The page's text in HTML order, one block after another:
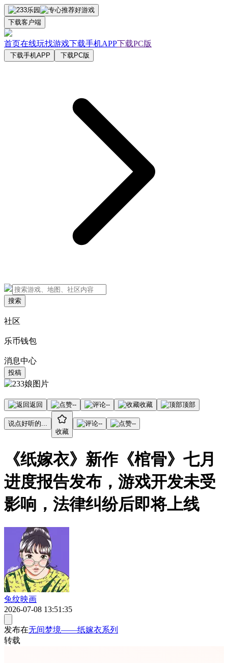
下载客户端
首页在线玩找游戏下载手机APP下载PC版
下载手机APP 下载PC版
搜索
社区
乐币钱包
消息中心
投稿
返回 -- -- 收藏 顶部
说点好听的...
收藏
-- --
《纸嫁衣》新作《棺骨》七月
进度报告发布，游戏开发未受
影响，法律纠纷后即将上线
兔纹映画
2026-07-08 13:51:35
发布在无间梦境——纸嫁衣系列
转载